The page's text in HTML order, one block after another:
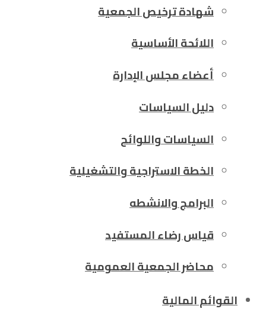
شهادة ترخيص الجمعية
اللائحة الأساسية
أعضاء مجلس الإدارة
دليل السياسات
السياسات واللوائح
الخطة الاستراجية والتشغيلية
البرامج والانشطه
قياس رضاء المستفيد
محاضر الجمعية العمومية
القوائم المالية